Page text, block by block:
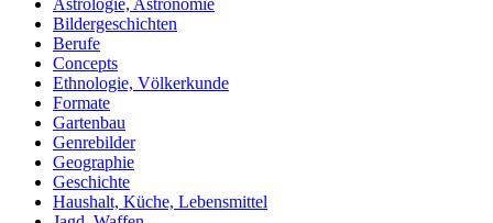
Astrologie, Astronomie
Bildergeschichten
Berufe
Concepts
Ethnologie, Völkerkunde
Formate
Gartenbau
Genrebilder
Geographie
Geschichte
Haushalt, Küche, Lebensmittel